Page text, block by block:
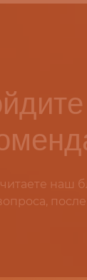
наш